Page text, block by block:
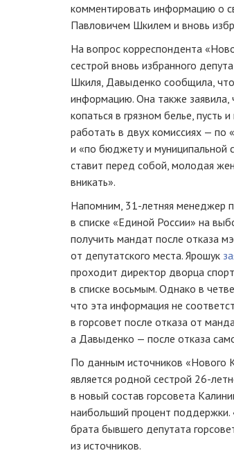
комментировать информацию о
Павловичем Шкилем и вновь
На вопрос корреспондента
сестрой вновь избранного
Шкиля, Давыденко сообщила,
информацию. Она также заявила,
копаться в грязном белье,
работать в двух комиссиях — по
и «по бюджету и муниципальной
ставит перед собой, молодая
вникать».
Напомним, 31-летняя менеджер
в списке «Единой России» на
получить мандат после отказа
от депутатского места. Ярошук
проходит директор дворца
в списке восьмым. Однако в
что эта информация не
в горсовет после отказа от
а Давыденко — после отказа
По данным источников «Нового
является родной сестрой 26-
в новый состав горсовета
наибольший процент
брата бывшего депутата
из источников.